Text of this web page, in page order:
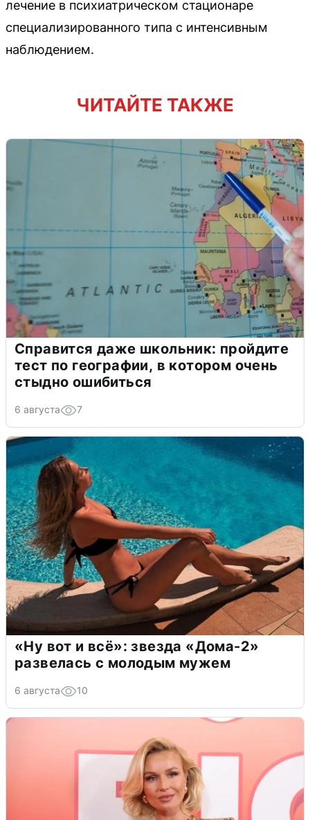
лечение в психиатрическом стационаре
специализированного типа с интенсивным
наблюдением.
ЧИТАЙТЕ ТАКЖЕ
Справится даже школьник: пройдите
тест по географии, в котором очень
стыдно ошибиться
6 августа 7
«Ну вот и всё»: звезда «Дома-2»
развелась с молодым мужем
6 августа 10